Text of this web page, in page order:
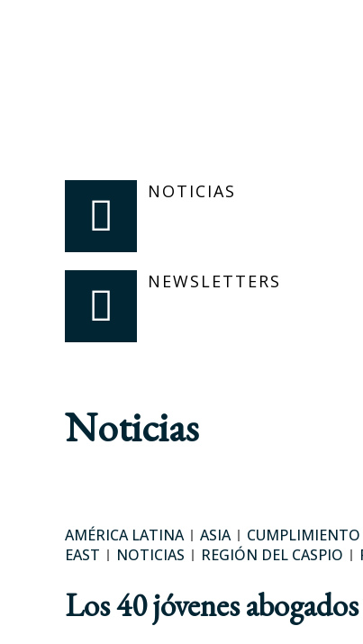
NOTICIAS
NEWSLETTERS
Noticias
AMÉRICA LATINA ASIA
EAST
NOTICIAS REGIÓN DEL CASPIO
Los 40 jóvenes